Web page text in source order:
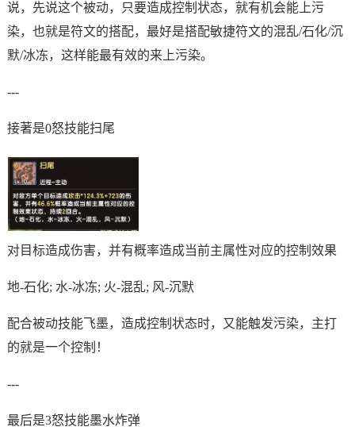
说，先说这个被动，只要造成控制状态，就有机会能上污
染，也就是符文的搭配，最好是搭配敏捷符文的混乱/石化/沉
默/冰冻，这样能最有效的来上污染。
---
接著是0怒技能扫尾
对目标造成伤害，并有概率造成当前主属性对应的控制效果
地-石化; 水-冰冻; 火-混乱; 风-沉默
配合被动技能飞墨，造成控制状态时，又能触发污染，主打
的就是一个控制！
---
最后是3怒技能墨水炸弹